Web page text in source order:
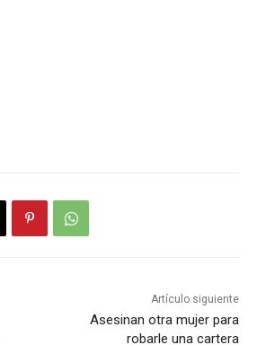
Artículo siguiente
Asesinan otra mujer para
robarle una cartera